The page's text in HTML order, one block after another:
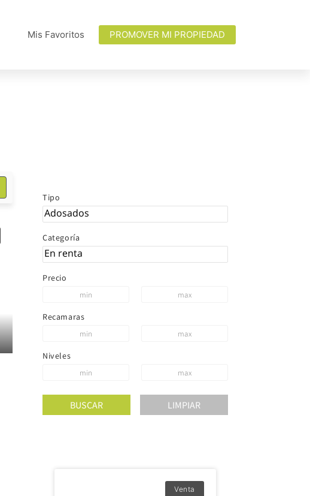
Mis Favoritos PROMOVER MI PROPIEDAD
Tipo
Categoría
Precio
Recamaras
Niveles
Venta